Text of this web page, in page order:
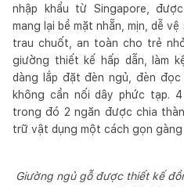
nhập khẩu từ Singapore,
mang lại bề mặt nhẵn, mịn, dễ
trau chuốt, an toàn cho trẻ
giường thiết kế hấp dẫn, làm
dàng lắp đặt đèn ngủ, đèn
không cần nối dây phức tạp.
trong đó 2 ngăn được chia
trữ vật dụng một cách gọn
Giường ngủ gỗ được thiết kế